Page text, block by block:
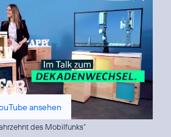
ansehen
des Mobilfunks“